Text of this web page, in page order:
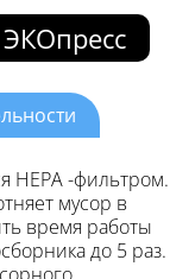
ЭКОпресс
-фильтром.
мусор в
время работы
до 5 раз.